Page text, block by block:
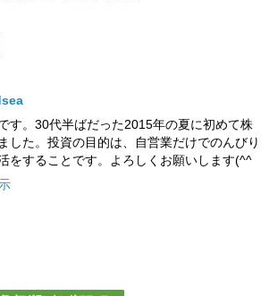
す。30代半ばだった2015年の夏に初めて株
した。投資の目的は、自営業だけでのんびり
をすることです。よろしくお願いします(^^